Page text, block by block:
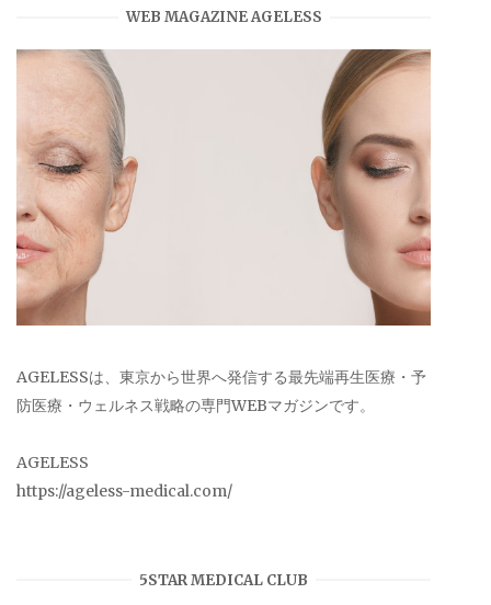
WEB MAGAZINE AGELESS
AGELESSは、東京から世界へ発信する最先端再生医療・予
防医療・ウェルネス戦略の専門WEBマガジンです。
AGELESS
https://ageless-medical.com/
5STAR MEDICAL CLUB